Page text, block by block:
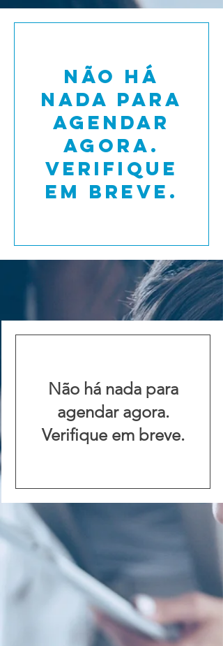
Não há
nada para
agendar
agora.
Verifique
em breve.
Não há nada para
agendar agora.
Verifique em breve.